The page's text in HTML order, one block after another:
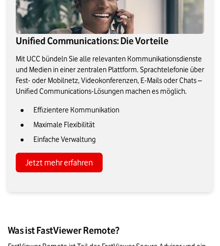
Unified Communications: Die Vorteile
Mit UCC bündeln Sie alle relevanten Kommunikationsdienste
und Medien in einer zentralen Plattform. Sprachtelefonie über
Fest- oder Mobilnetz, Videokonferenzen, E-Mails oder Chats –
Unified Communications-Lösungen machen es möglich.
Effizientere Kommunikation
Maximale Flexibilität
Einfache Verwaltung
Jetzt mehr erfahren
Was ist FastViewer Remote?